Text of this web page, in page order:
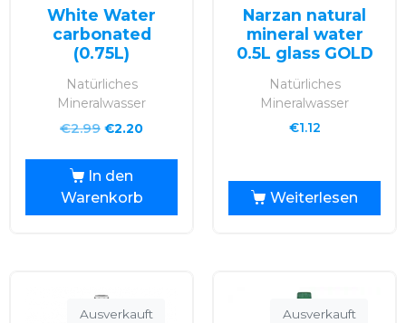
White Water
carbonated
(0.75L)
Natürliches
Mineralwasser
€2.99 €2.20
In den
Warenkorb
Narzan natural
mineral water
0.5L glass GOLD
Natürliches
Mineralwasser
€1.12
Weiterlesen
Ausverkauft Ausverkauft